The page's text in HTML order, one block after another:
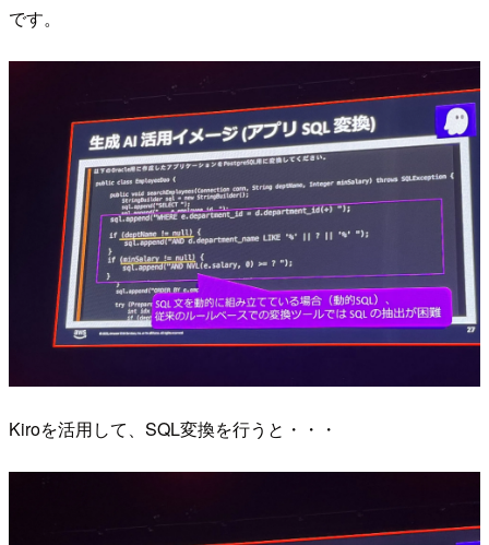
です。
Kiroを活用して、SQL変換を行うと・・・